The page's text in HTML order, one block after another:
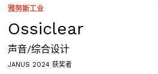
雅努斯工业
Ossiclear
声音/综合设计
JANUS 2024 获奖者